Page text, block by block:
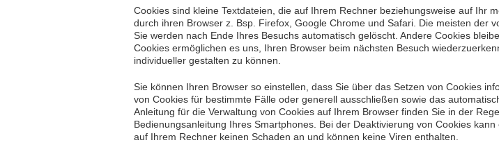
Cookies sind kleine Textdateien, die auf Ihrem Rechner beziehungsweise auf Ihr
durch ihren Browser z. Bsp. Firefox, Google Chrome und Safari. Die meisten der
Sie werden nach Ende Ihres Besuchs automatisch gelöscht. Andere Cookies
Cookies ermöglichen es uns, Ihren Browser beim nächsten Besuch
individueller gestalten zu können.
Sie können Ihren Browser so einstellen, dass Sie über das Setzen von Cookies
von Cookies für bestimmte Fälle oder generell ausschließen sowie das
Anleitung für die Verwaltung von Cookies auf Ihrem Browser finden Sie in der
Bedienungsanleitung Ihres Smartphones. Bei der Deaktivierung von Cookies
auf Ihrem Rechner keinen Schaden an und können keine Viren enthalten.